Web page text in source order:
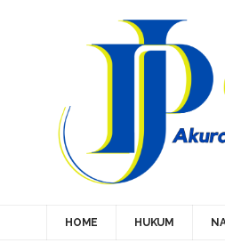
HOME HUKUM